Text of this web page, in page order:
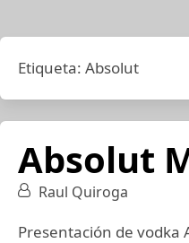
Etiqueta: Absolut
Absolut
Raul Quiroga
Presentación de vodka